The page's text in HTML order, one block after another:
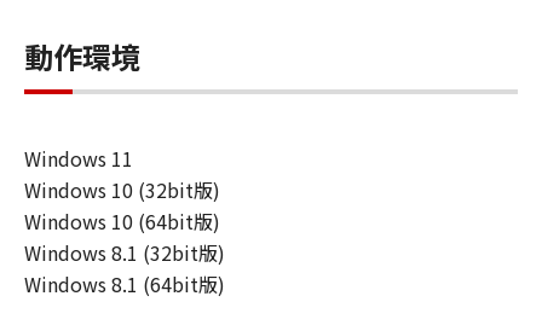
ソフトウェアの全部または一部を、直接ま
たは間接に輸出してはなりません。
動作環境
Windows 11
Windows 10 (32bit版)
Windows 10 (64bit版)
Windows 8.1 (32bit版)
Windows 8.1 (64bit版)